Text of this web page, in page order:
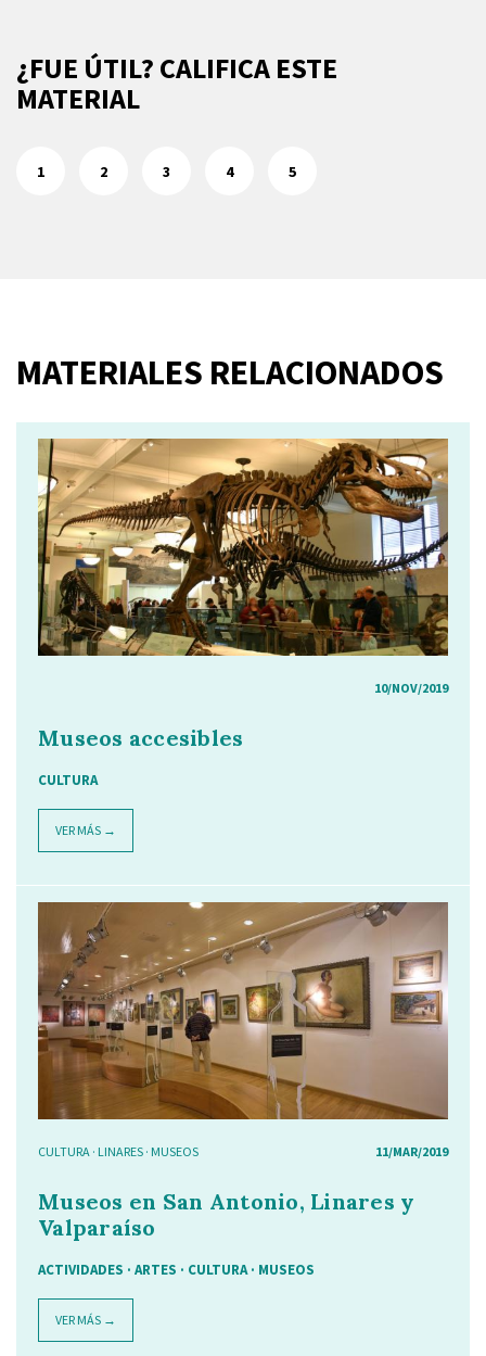
¿FUE ÚTIL? CALIFICA ESTE
MATERIAL
1 2 3 4 5
MATERIALES RELACIONADOS
10/NOV/2019
Museos accesibles
CULTURA
VER MÁS →
CULTURA · LINARES · MUSEOS 11/MAR/2019
Museos en San Antonio, Linares y
Valparaíso
ACTIVIDADES · ARTES · CULTURA · MUSEOS
VER MÁS →